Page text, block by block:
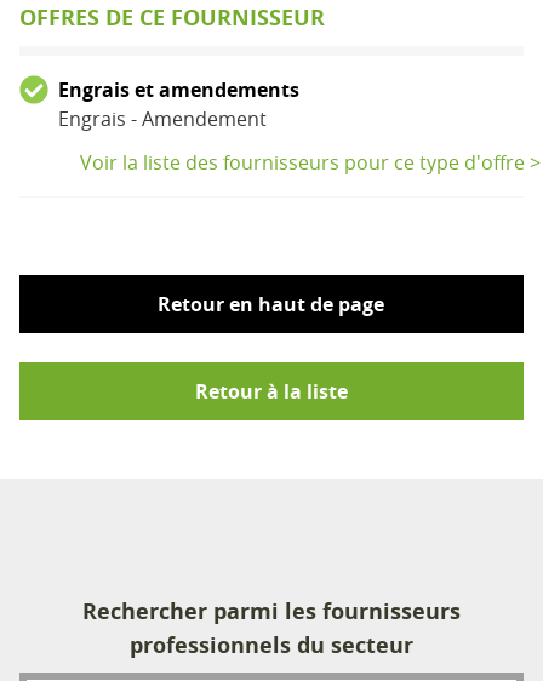
OFFRES DE CE FOURNISSEUR
Engrais et amendements
Engrais - Amendement
Voir la liste des fournisseurs pour ce type d'offre >
Retour en haut de page
Retour à la liste
Rechercher parmi les fournisseurs
professionnels du secteur